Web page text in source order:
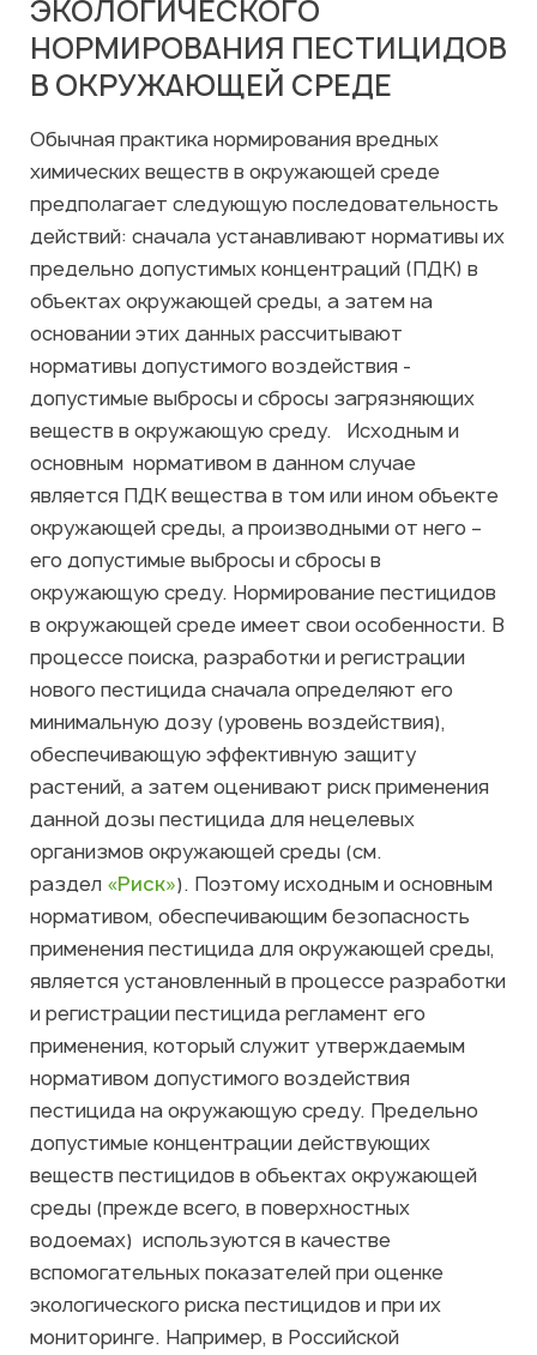
ЭКОЛОГИЧЕСКОГО
НОРМИРОВАНИЯ ПЕСТИЦИДОВ
В ОКРУЖАЮЩЕЙ СРЕДЕ
Обычная практика нормирования вредных
химических веществ в окружающей среде
предполагает следующую последовательность
действий: сначала устанавливают нормативы их
предельно допустимых концентраций (ПДК) в
объектах окружающей среды, а затем на
основании этих данных рассчитывают
нормативы допустимого воздействия -
допустимые выбросы и сбросы загрязняющих
веществ в окружающую среду. Исходным и
основным нормативом в данном случае
является ПДК вещества в том или ином объекте
окружающей среды, а производными от него –
его допустимые выбросы и сбросы в
окружающую среду. Нормирование пестицидов
в окружающей среде имеет свои особенности. В
процессе поиска, разработки и регистрации
нового пестицида сначала определяют его
минимальную дозу (уровень воздействия),
обеспечивающую эффективную защиту
растений, а затем оценивают риск применения
данной дозы пестицида для нецелевых
организмов окружающей среды (см.
раздел «Риск»). Поэтому исходным и основным
нормативом, обеспечивающим безопасность
применения пестицида для окружающей среды,
является установленный в процессе разработки
и регистрации пестицида регламент его
применения, который служит утверждаемым
нормативом допустимого воздействия
пестицида на окружающую среду. Предельно
допустимые концентрации действующих
веществ пестицидов в объектах окружающей
среды (прежде всего, в поверхностных
водоемах) используются в качестве
вспомогательных показателей при оценке
экологического риска пестицидов и при их
мониторинге. Например, в Российской